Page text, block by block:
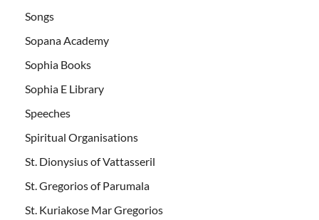
Songs
Sopana Academy
Sophia Books
Sophia E Library
Speeches
Spiritual Organisations
St. Dionysius of Vattasseril
St. Gregorios of Parumala
St. Kuriakose Mar Gregorios